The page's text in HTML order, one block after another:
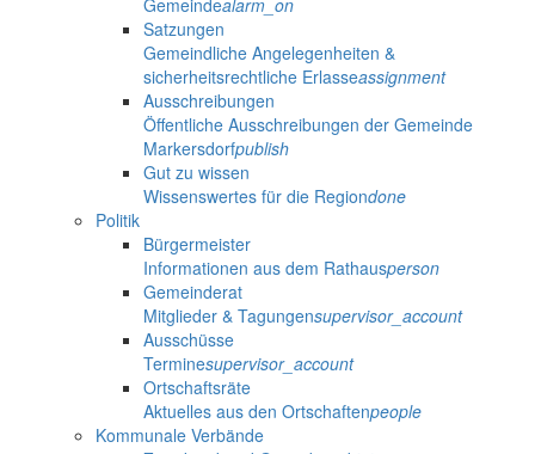
Gemeindealarm_on
Satzungen
Gemeindliche Angelegenheiten &
sicherheitsrechtliche Erlasseassignment
Ausschreibungen
Öffentliche Ausschreibungen der Gemeinde
Markersdorfpublish
Gut zu wissen
Wissenswertes für die Regiondone
Politik
Bürgermeister
Informationen aus dem Rathausperson
Gemeinderat
Mitglieder & Tagungensupervisor_account
Ausschüsse
Terminesupervisor_account
Ortschaftsräte
Aktuelles aus den Ortschaftenpeople
Kommunale Verbände